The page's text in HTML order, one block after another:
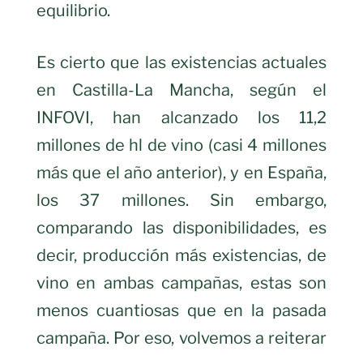
equilibrio.
Es cierto que las existencias actuales
en Castilla-La Mancha, según el
INFOVI, han alcanzado los 11,2
millones de hl de vino (casi 4 millones
más que el año anterior), y en España,
los 37 millones. Sin embargo,
comparando las disponibilidades, es
decir, producción más existencias, de
vino en ambas campañas, estas son
menos cuantiosas que en la pasada
campaña. Por eso, volvemos a reiterar